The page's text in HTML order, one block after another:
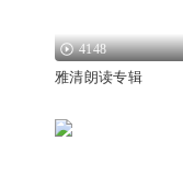
4148
雅清朗读专辑